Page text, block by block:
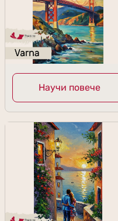
Научи повече